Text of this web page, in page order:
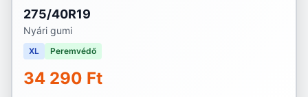
275/40R19
Nyári gumi
XL Peremvédő
34 290 Ft